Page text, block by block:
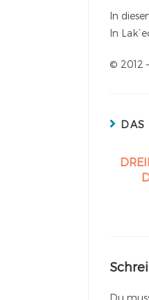
In
In
© 2012
DAS
Du